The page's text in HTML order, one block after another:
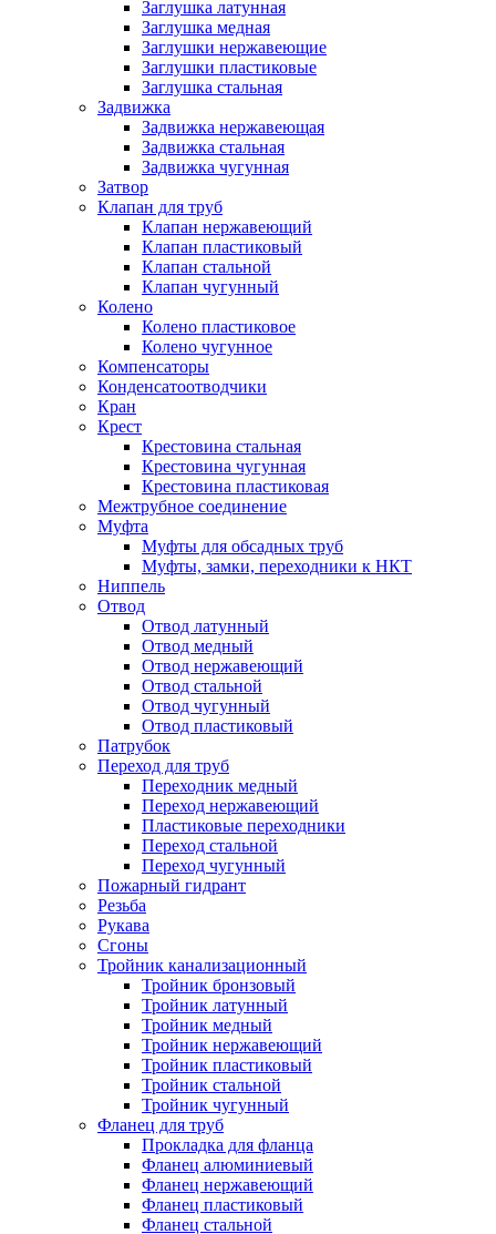
Заглушка латунная
Заглушка медная
Заглушки нержавеющие
Заглушки пластиковые
Заглушка стальная
Задвижка
Задвижка нержавеющая
Задвижка стальная
Задвижка чугунная
Затвор
Клапан для труб
Клапан нержавеющий
Клапан пластиковый
Клапан стальной
Клапан чугунный
Колено
Колено пластиковое
Колено чугунное
Компенсаторы
Конденсатоотводчики
Кран
Крест
Крестовина стальная
Крестовина чугунная
Крестовина пластиковая
Межтрубное соединение
Муфта
Муфты для обсадных труб
Муфты, замки, переходники к НКТ
Ниппель
Отвод
Отвод латунный
Отвод медный
Отвод нержавеющий
Отвод стальной
Отвод чугунный
Отвод пластиковый
Патрубок
Переход для труб
Переходник медный
Переход нержавеющий
Пластиковые переходники
Переход стальной
Переход чугунный
Пожарный гидрант
Резьба
Рукава
Сгоны
Тройник канализационный
Тройник бронзовый
Тройник латунный
Тройник медный
Тройник нержавеющий
Тройник пластиковый
Тройник стальной
Тройник чугунный
Фланец для труб
Прокладка для фланца
Фланец алюминиевый
Фланец нержавеющий
Фланец пластиковый
Фланец стальной